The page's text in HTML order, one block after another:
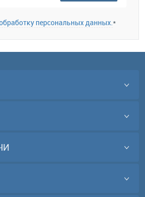
персональных данных.*